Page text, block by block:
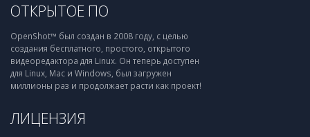
ОТКРЫТОЕ ПО
OpenShot™ был создан в 2008 году, с целью
создания бесплатного, простого, открытого
видеоредактора для Linux. Он теперь доступен
для Linux, Mac и Windows, был загружен
миллионы раз и продолжает расти как проект!
ЛИЦЕНЗИЯ